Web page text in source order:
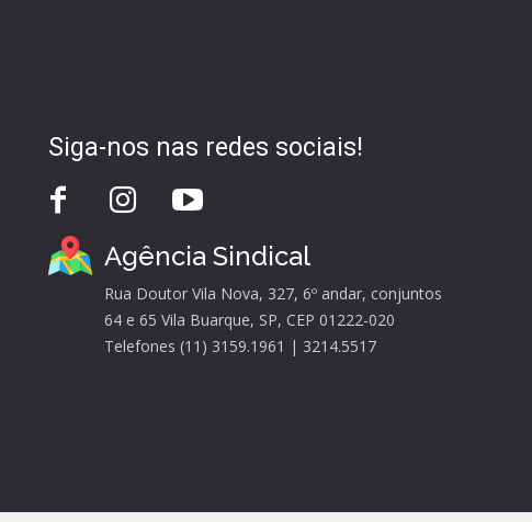
Siga-nos nas redes sociais!
Agência Sindical
Rua Doutor Vila Nova, 327, 6º andar, conjuntos
64 e 65 Vila Buarque, SP, CEP 01222-020
Telefones (11) 3159.1961 | 3214.5517